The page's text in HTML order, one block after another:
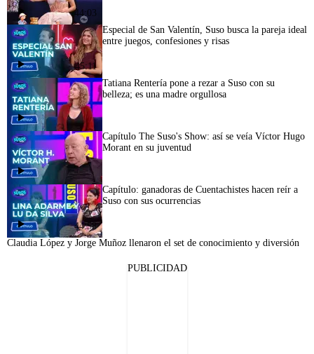
44:03
45:11
Especial de San Valentín, Suso busca la pareja ideal
entre juegos, confesiones y risas
Tatiana Rentería pone a rezar a Suso con su
belleza; es una madre orgullosa
Capítulo The Suso's Show: así se veía Víctor Hugo
Morant en su juventud
44:58
Capítulo: ganadoras de Cuentachistes hacen reír a
Suso con sus ocurrencias
Claudia López y Jorge Muñoz llenaron el set de conocimiento y diversión
PUBLICIDAD